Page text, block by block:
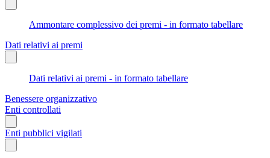
Ammontare complessivo dei premi - in formato tabellare
Dati relativi ai premi
Dati relativi ai premi - in formato tabellare
Benessere organizzativo
Enti controllati
Enti pubblici vigilati